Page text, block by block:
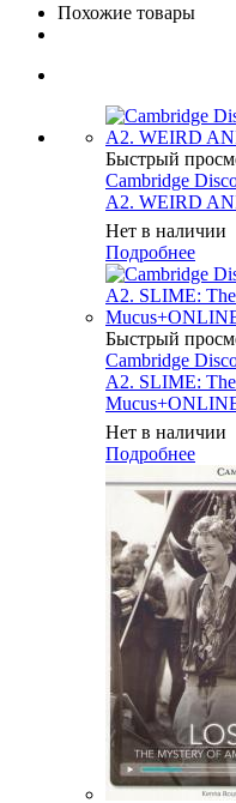
Похожие товары
Быстрый
Cambridge
A2. WEIRD
Нет в наличии
Подробнее
Быстрый
Cambridge
A2. SLIME:
Нет в наличии
Подробнее